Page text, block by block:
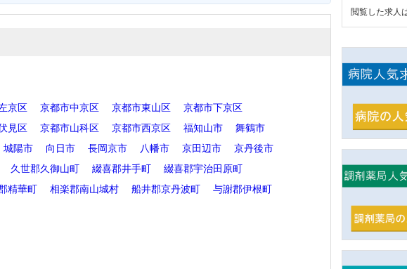
京区 京都市中京区 京都市東山区
京都市下京区
見区 京都市山科区 京都市西京区 福知山市
舞鶴市
城陽市 向日市 長岡京市 八幡市 京田辺市
京丹後市
久世郡久御山町 綴喜郡井手町
綴喜郡宇治田原町
精華町 相楽郡南山城村 船井郡京丹波町
与謝郡伊根町
閲覧した求人